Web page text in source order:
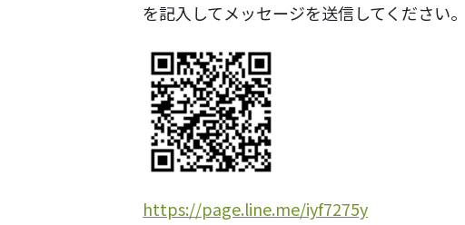
を記入してメッセージを送信してください。
https://page.line.me/iyf7275y